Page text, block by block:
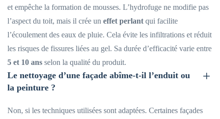
et empêche la formation de mousses. L’hydrofuge ne modifie pas
l’aspect du toit, mais il crée un effet perlant qui facilite
l’écoulement des eaux de pluie. Cela évite les infiltrations et réduit
les risques de fissures liées au gel. Sa durée d’efficacité varie entre
5 et 10 ans selon la qualité du produit.
Le nettoyage d’une façade abîme-t-il l’enduit ou
la peinture ?
Non, si les techniques utilisées sont adaptées. Certaines façades